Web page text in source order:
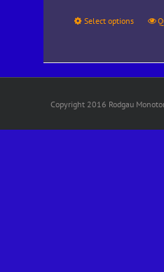
Select options
Copyright 2016 Rodgau